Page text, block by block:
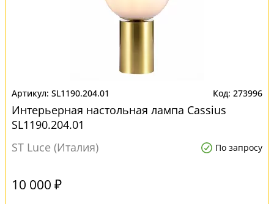
SL1190.204.01 273996
Интерьерная настольная лампа Cassius
SL1190.204.01
ST Luce (Италия)
По запросу
10 000 ₽